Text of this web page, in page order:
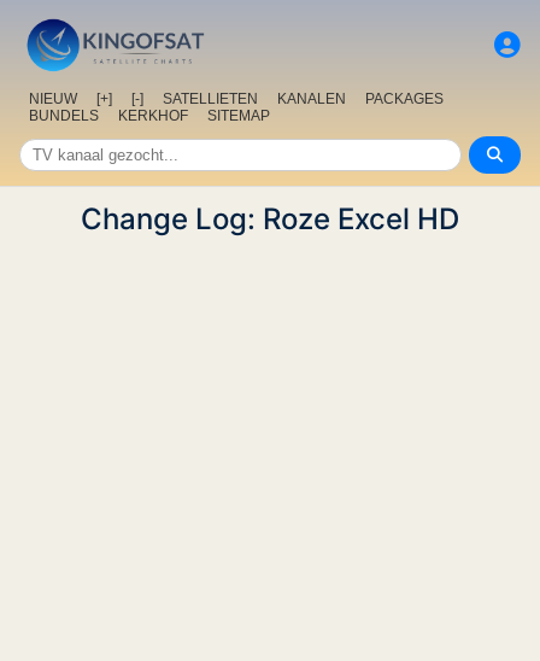
NIEUW [+] [-] SATELLIETEN KANALEN
PACKAGES
BUNDELS
KERKHOF SITEMAP
Change Log: Roze Excel HD